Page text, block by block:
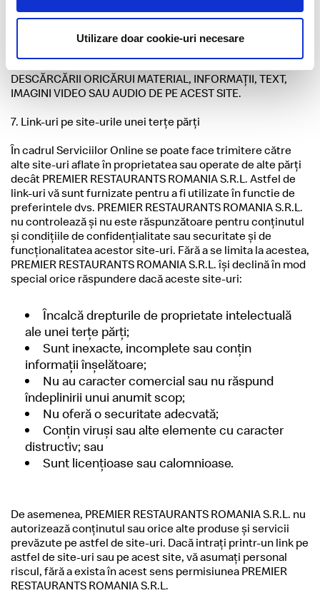
Utilizare doar cookie-uri necesare
RESTAURANTS ROMANIA S.R.L. NU ÎŞI ASUMĂ NICIO
RESPONSABILITATE ŞI NU VA FI RĂSPUNZĂTOARE PENTRU
NICIO DAUNĂ SAU VIRUŞI CARE AR PUTEA SĂ VĂ
DESCĂRCĂRII ORICĂRUI MATERIAL, INFORMAŢII, TEXT,
IMAGINI VIDEO SAU AUDIO DE PE ACEST SITE.
7. Link-uri pe site-urile unei terţe părţi
În cadrul Serviciilor Online se poate face trimitere către
alte site-uri aflate în proprietatea sau operate de alte părţi
decât PREMIER RESTAURANTS ROMANIA S.R.L. Astfel de
link-uri vă sunt furnizate pentru a fi utilizate în functie de
preferintele dvs. PREMIER RESTAURANTS ROMANIA S.R.L.
nu controlează şi nu este răspunzătoare pentru conţinutul
şi condiţiile de confidenţialitate sau securitate şi de
funcţionalitatea acestor site-uri. Fără a se limita la acestea,
PREMIER RESTAURANTS ROMANIA S.R.L. îşi declină în mod
special orice răspundere dacă aceste site-uri:
Încalcă drepturile de proprietate intelectuală
ale unei terţe părţi;
Sunt inexacte, incomplete sau conţin
informaţii înşelătoare;
Nu au caracter comercial sau nu răspund
îndeplinirii unui anumit scop;
Nu oferă o securitate adecvată;
Conţin viruşi sau alte elemente cu caracter
distructiv; sau
Sunt licenţioase sau calomnioase.
De asemenea, PREMIER RESTAURANTS ROMANIA S.R.L. nu
autorizează conţinutul sau orice alte produse şi servicii
prevăzute pe astfel de site-uri. Dacă intraţi printr-un link pe
astfel de site-uri sau pe acest site, vă asumaţi personal
riscul, fără a exista în acest sens permisiunea PREMIER
RESTAURANTS ROMANIA S.R.L.